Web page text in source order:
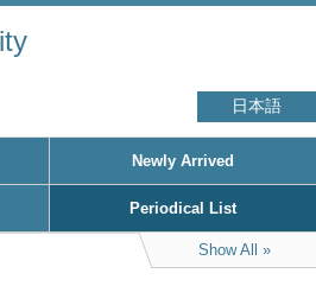
日本語
Newly Arrived
Periodical List
Show All